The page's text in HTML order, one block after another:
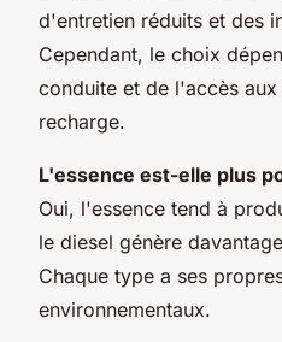
d'entretien réduits et des
Cependant, le choix
conduite et de l'accès
recharge.
L'essence est-elle plus
Oui, l'essence tend à
le diesel génère
Chaque type a ses
environnementaux.